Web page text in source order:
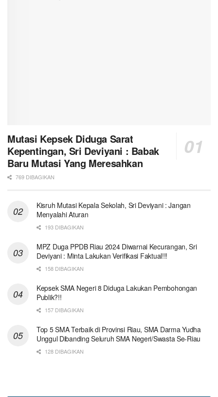
Mutasi Kepsek Diduga Sarat
Kepentingan, Sri Deviyani : Babak
Baru Mutasi Yang Meresahkan
769 DIBAGIKAN
Kisruh Mutasi Kepala Sekolah, Sri Deviyani : Jangan
Menyalahi Aturan
193 DIBAGIKAN
MPZ Duga PPDB Riau 2024 Diwarnai Kecurangan, Sri
Deviyani : Minta Lakukan Verifikasi Faktual!!!
158 DIBAGIKAN
Kepsek SMA Negeri 8 Diduga Lakukan Pembohongan
Publik?!!
157 DIBAGIKAN
Top 5 SMA Terbaik di Provinsi Riau, SMA Darma Yudha
Unggul Dibanding Seluruh SMA Negeri/Swasta Se-Riau
128 DIBAGIKAN